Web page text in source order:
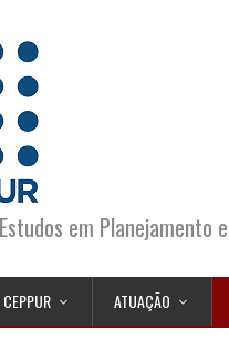
em Planejamento
CEPPUR ATUAÇÃO